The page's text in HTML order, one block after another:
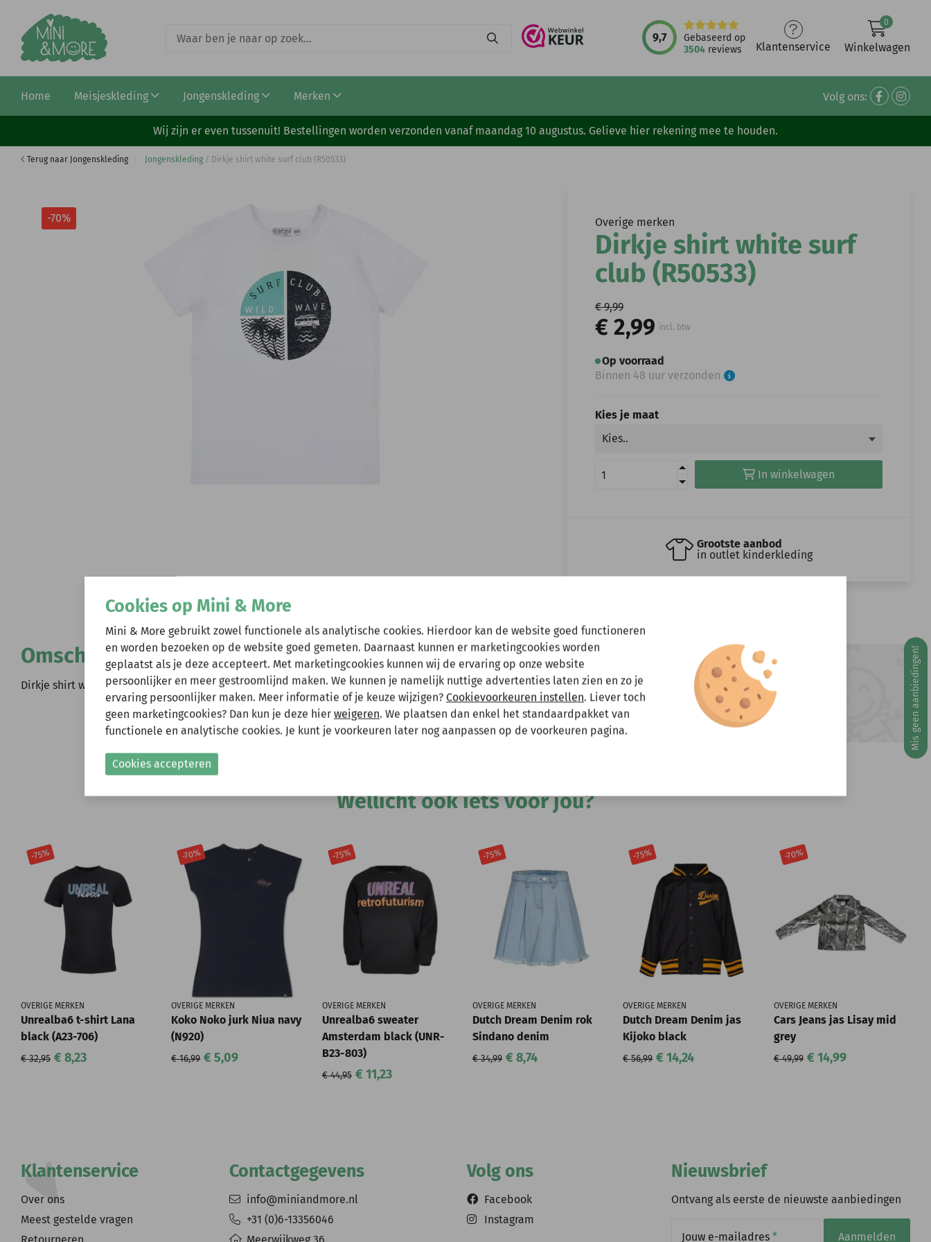
9,7
Gebaseerd op
3504 reviews Klantenservice
0
Winkelwagen
Home Meisjeskleding Jongenskleding Merken Volg ons:
Wij zijn er even tussenuit! Bestellingen worden verzonden vanaf maandag 10 augustus. Gelieve hier rekening mee te houden.
Terug naar Jongenskleding Jongenskleding / Dirkje shirt white surf club (R50533)
Overige merken
Dirkje shirt white surf
club (R50533)
-70%
€ 9,99
€ 2,99 incl. btw
Op voorraad
Binnen 48 uur verzonden
Kies je maat
In winkelwagen
Grootste aanbod
in outlet kinderkleding
Omschrijving
Dirkje shirt white surf club (R50533)
Heeft u vragen?
Stuur een e-mail
info@miniandmore.nl
Wellicht ook iets voor jou?
-75%
OVERIGE MERKEN
Unrealba6 t-shirt Lana
black (A23-706)
€ 32,95 € 8,23
-70%
OVERIGE MERKEN
Koko Noko jurk Niua navy
(N920)
€ 16,99 € 5,09
-75%
OVERIGE MERKEN
Unrealba6 sweater
Amsterdam black (UNR-
B23-803)
€ 44,95 € 11,23
-75%
OVERIGE MERKEN
Dutch Dream Denim rok
Sindano denim
€ 34,99 € 8,74
-75%
OVERIGE MERKEN
Dutch Dream Denim jas
Kijoko black
€ 56,99 € 14,24
-70%
OVERIGE MERKEN
Cars Jeans jas Lisay mid
grey
€ 49,99 € 14,99
€ 9,99 € 2,99
Klantenservice
Over ons
Meest gestelde vragen
Contactgegevens
info@miniandmore.nl
+31 (0)6-13356046
Volg ons
Facebook
Instagram
Nieuwsbrief
Ontvang als eerste de nieuwste aanbiedingen
Jouw e-mailadres * Aanmelden
Mis geen aanbiedingen!
Wij zijn er even tussenuit!
Natuurlijk kun je wel gewoon een bestelling plaatsen maar deze wordt dan maandag 10 augustus
verzonden.
Gelieve hier rekening mee te houden bij het plaatsen van je bestelling.
Shop nu!
Cookies op Mini & More
Mini & More gebruikt zowel functionele als analytische cookies. Hierdoor kan de website goed functioneren
en worden bezoeken op de website goed gemeten. Daarnaast kunnen er marketingcookies worden
geplaatst als je deze accepteert. Met marketingcookies kunnen wij de ervaring op onze website
persoonlijker en meer gestroomlijnd maken. We kunnen je namelijk nuttige advertenties laten zien en zo je
ervaring persoonlijker maken. Meer informatie of je keuze wijzigen? Cookievoorkeuren instellen. Liever toch
geen marketingcookies? Dan kun je deze hier weigeren. We plaatsen dan enkel het standaardpakket van
functionele en analytische cookies. Je kunt je voorkeuren later nog aanpassen op de voorkeuren pagina.
Cookies accepteren